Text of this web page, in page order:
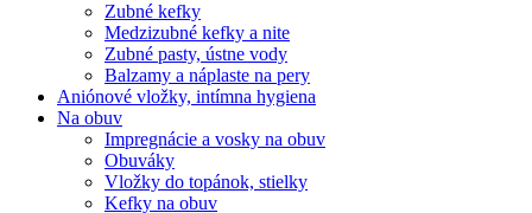
Zubné kefky
Medzizubné kefky a nite
Zubné pasty, ústne vody
Balzamy a náplaste na pery
Aniónové vložky, intímna hygiena
Na obuv
Impregnácie a vosky na obuv
Obuváky
Vložky do topánok, stielky
Kefky na obuv